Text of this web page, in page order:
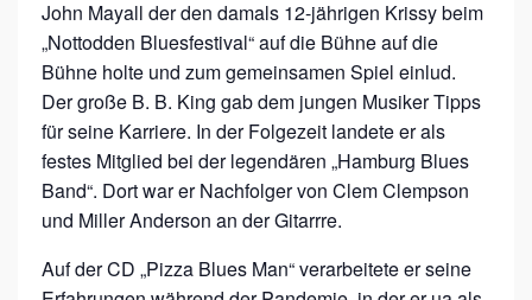
H
E
N
B
L
U
S
John Mayall der den damals 12-jährigen Krissy beim
„Nottodden Bluesfestival“ auf die Bühne auf die
Bühne holte und zum gemeinsamen Spiel einlud.
Der große B. B. King gab dem jungen Musiker Tipps
für seine Karriere. In der Folgezeit landete er als
festes Mitglied bei der legendären „Hamburg Blues
Band“. Dort war er Nachfolger von Clem Clempson
und Miller Anderson an der Gitarrre.
Auf der CD „Pizza Blues Man“ verarbeitete er seine